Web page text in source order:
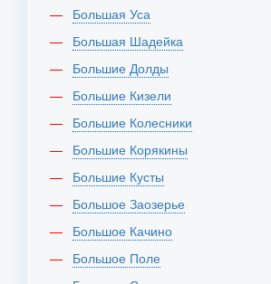
Большая Уса
Большая Шадейка
Большие Долды
Большие Кизели
Большие Колесники
Большие Корякины
Большие Кусты
Большое Заозерье
Большое Качино
Большое Поле